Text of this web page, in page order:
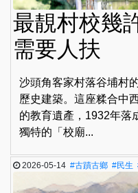
最靚村校幾
需要人扶
沙頭角客家村落谷埔村
歷史建築。這座糅合中
的教育遺產，1932年落
獨特的「校廟...
2026-05-14#古蹟古鄉 #民生